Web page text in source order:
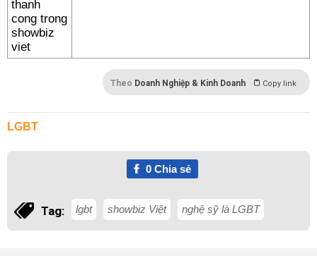
Theo Doanh Nghiệp & Kinh Doanh Copy link
LGBT
0Chia sẻ
Tag: lgbt showbiz Việt nghệ sỹ là LGBT